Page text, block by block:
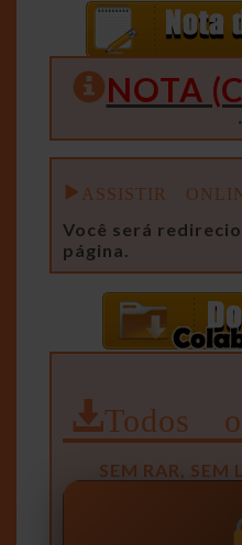
NOTA
ASSISTIR
Você será
página.
Todos
SEM RAR, SEM